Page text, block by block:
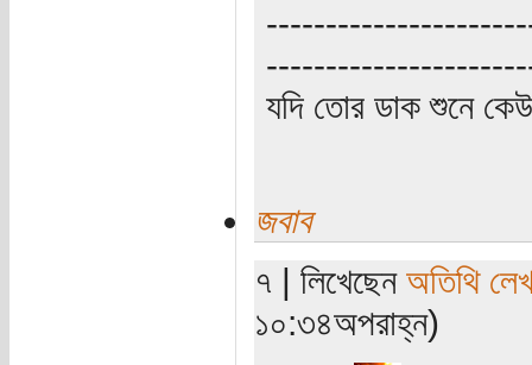
যদি তোর ডাক শুনে
জবাব
৭ | লিখেছেন অতিথি
১০:৩৪অপরাহ্ন)